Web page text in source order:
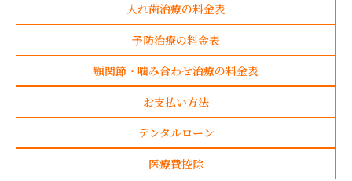
入れ歯治療の料金表
予防治療の料金表
顎関節・噛み合わせ治療の料金表
お支払い方法
デンタルローン
医療費控除